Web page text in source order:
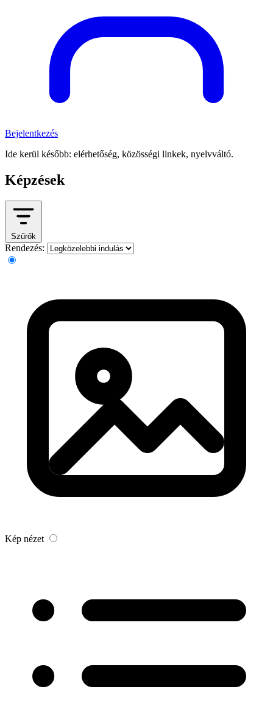
Bejelentkezés
Ide kerül később: elérhetőség, közösségi linkek, nyelvváltó.
Képzések
Szűrők
Rendezés:
Kép nézet